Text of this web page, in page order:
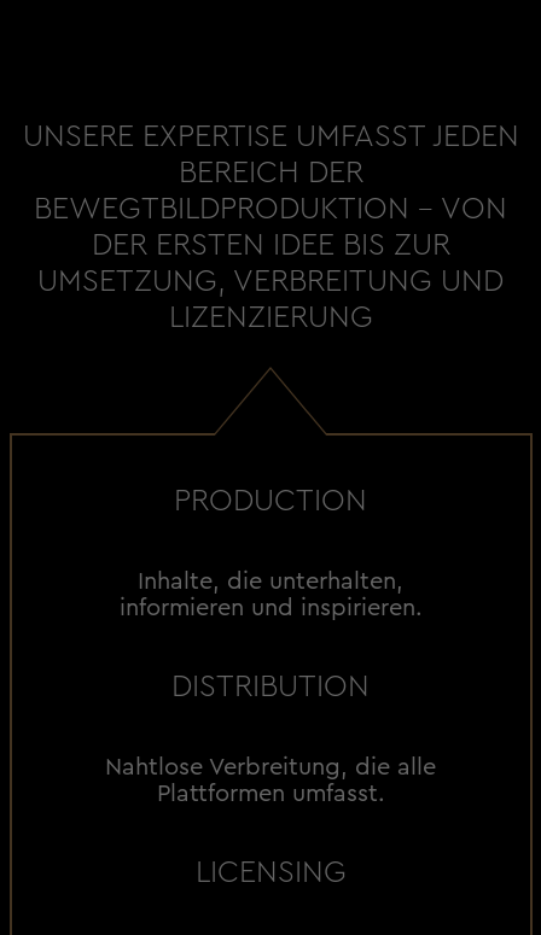
UNSERE EXPERTISE UMFASST JEDEN
BEREICH DER
BEWEGTBILDPRODUKTION - VON
DER ERSTEN IDEE BIS ZUR
UMSETZUNG, VERBREITUNG UND
LIZENZIERUNG
PRODUCTION
Inhalte, die unterhalten,
informieren und inspirieren.
DISTRIBUTION
Nahtlose Verbreitung, die alle
Plattformen umfasst.
LICENSING